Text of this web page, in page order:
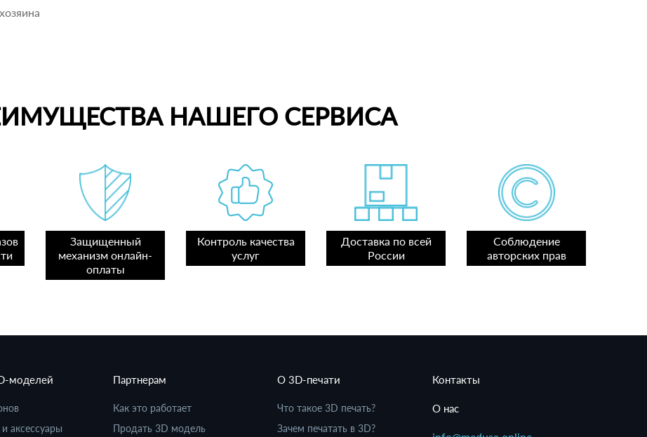
НАШЕГО СЕРВИСА
Защищенный
механизм онлайн-
оплаты
Контроль качества
услуг
Доставка по всей
России
Соблюдение
авторских прав
моделей
аксессуары
Партнерам
Как это работает
Продать 3D модель
О 3D-печати
Что такое 3D печать?
Зачем печатать в 3D?
Контакты
О нас